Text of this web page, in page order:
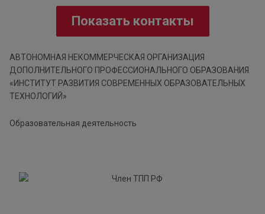
Показать контакты
АВТОНОМНАЯ НЕКОММЕРЧЕСКАЯ ОРГАНИЗАЦИЯ
ДОПОЛНИТЕЛЬНОГО ПРОФЕССИОНАЛЬНОГО ОБРАЗОВАНИЯ
«ИНСТИТУТ РАЗВИТИЯ СОВРЕМЕННЫХ ОБРАЗОВАТЕЛЬНЫХ
ТЕХНОЛОГИЙ»
Образовательная деятельность